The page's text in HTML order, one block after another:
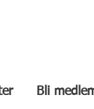
Bli
en plats